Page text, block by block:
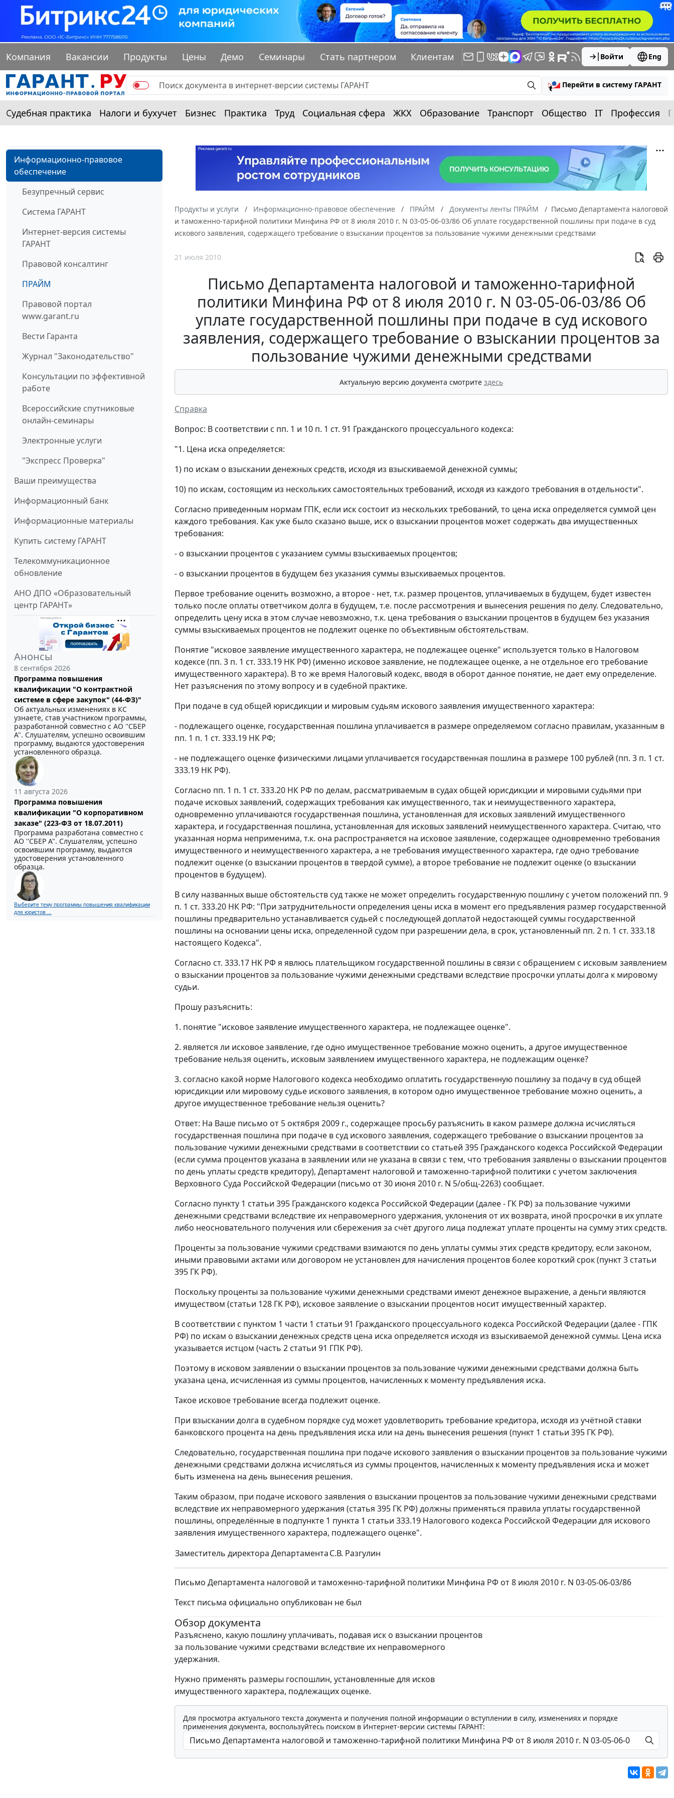
Компания Вакансии Продукты Цены Демо Семинары Стать партнером Клиентам Войти Eng
Перейти в систему ГАРАНТ
Судебная практика Налоги и бухучет Бизнес Практика Труд Социальная сфера ЖКХ Образование Транспорт Общество IT Профессия
Информационно-правовое
обеспечение
Безупречный сервис
Система ГАРАНТ
Интернет-версия системы
ГАРАНТ
Правовой консалтинг
ПРАЙМ
Правовой портал
www.garant.ru
Вести Гаранта
Журнал "Законодательство"
Консультации по эффективной
работе
Всероссийские спутниковые
онлайн-семинары
Электронные услуги
"Экспресс Проверка"
Ваши преимущества
Информационный банк
Информационные материалы
Купить систему ГАРАНТ
Телекоммуникационное
обновление
АНО ДПО «Образовательный
центр ГАРАНТ»
Анонсы
8 сентября 2026
Программа повышения
квалификации "О контрактной
системе в сфере закупок" (44-ФЗ)"
Об актуальных изменениях в КС
узнаете, став участником программы,
разработанной совместно с АО ''СБЕР
А". Слушателям, успешно освоившим
программу, выдаются удостоверения
установленного образца.
11 августа 2026
Программа повышения
квалификации "О корпоративном
заказе" (223-ФЗ от 18.07.2011)
Программа разработана совместно с
АО ''СБЕР А". Слушателям, успешно
освоившим программу, выдаются
удостоверения установленного
образца.
Выберите тему программы повышения квалификации
для юристов ...
Продукты и услуги Информационно-правовое обеспечение ПРАЙМ Документы ленты ПРАЙМ
Письмо Департамента налоговой
и таможенно-тарифной политики Минфина РФ от 8 июля 2010 г. N 03-05-06-03/86 Об уплате государственной пошлины при подаче в суд
искового заявления, содержащего требование о взыскании процентов за пользование чужими денежными средствами
21 июля 2010
Письмо Департамента налоговой и таможенно-тарифной
политики Минфина РФ от 8 июля 2010 г. N 03-05-06-03/86 Об
уплате государственной пошлины при подаче в суд искового
заявления, содержащего требование о взыскании процентов за
пользование чужими денежными средствами
Актуальную версию документа смотрите здесь
Справка
Вопрос: В соответствии с пп. 1 и 10 п. 1 ст. 91 Гражданского процессуального кодекса:
"1. Цена иска определяется:
1) по искам о взыскании денежных средств, исходя из взыскиваемой денежной суммы;
10) по искам, состоящим из нескольких самостоятельных требований, исходя из каждого требования в отдельности".
Согласно приведенным нормам ГПК, если иск состоит из нескольких требований, то цена иска определяется суммой цен
каждого требования. Как уже было сказано выше, иск о взыскании процентов может содержать два имущественных
требования:
- о взыскании процентов с указанием суммы взыскиваемых процентов;
- о взыскании процентов в будущем без указания суммы взыскиваемых процентов.
Первое требование оценить возможно, а второе - нет, т.к. размер процентов, уплачиваемых в будущем, будет известен
только после оплаты ответчиком долга в будущем, т.е. после рассмотрения и вынесения решения по делу. Следовательно,
определить цену иска в этом случае невозможно, т.к. цена требования о взыскании процентов в будущем без указания
суммы взыскиваемых процентов не подлежит оценке по объективным обстоятельствам.
Понятие "исковое заявление имущественного характера, не подлежащее оценке" используется только в Налоговом
кодексе (пп. 3 п. 1 ст. 333.19 НК РФ) (именно исковое заявление, не подлежащее оценке, а не отдельное его требование
имущественного характера). В то же время Налоговый кодекс, вводя в оборот данное понятие, не дает ему определение.
Нет разъяснения по этому вопросу и в судебной практике.
При подаче в суд общей юрисдикции и мировым судьям искового заявления имущественного характера:
- подлежащего оценке, государственная пошлина уплачивается в размере определяемом согласно правилам, указанным в
пп. 1 п. 1 ст. 333.19 НК РФ;
- не подлежащего оценке физическими лицами уплачивается государственная пошлина в размере 100 рублей (пп. 3 п. 1 ст.
333.19 НК РФ).
Согласно пп. 1 п. 1 ст. 333.20 НК РФ по делам, рассматриваемым в судах общей юрисдикции и мировыми судьями при
подаче исковых заявлений, содержащих требования как имущественного, так и неимущественного характера,
одновременно уплачиваются государственная пошлина, установленная для исковых заявлений имущественного
характера, и государственная пошлина, установленная для исковых заявлений неимущественного характера. Считаю, что
указанная норма неприменима, т.к. она распространяется на исковое заявление, содержащее одновременно требования
имущественного и неимущественного характера, а не требования имущественного характера, где одно требование
подлежит оценке (о взыскании процентов в твердой сумме), а второе требование не подлежит оценке (о взыскании
процентов в будущем).
В силу названных выше обстоятельств суд также не может определить государственную пошлину с учетом положений пп. 9
п. 1 ст. 333.20 НК РФ: "При затруднительности определения цены иска в момент его предъявления размер государственной
пошлины предварительно устанавливается судьей с последующей доплатой недостающей суммы государственной
пошлины на основании цены иска, определенной судом при разрешении дела, в срок, установленный пп. 2 п. 1 ст. 333.18
настоящего Кодекса".
Согласно ст. 333.17 НК РФ я явлюсь плательщиком государственной пошлины в связи с обращением с исковым заявлением
о взыскании процентов за пользование чужими денежными средствами вследствие просрочки уплаты долга к мировому
судьи.
Прошу разъяснить:
1. понятие "исковое заявление имущественного характера, не подлежащее оценке".
2. является ли исковое заявление, где одно имущественное требование можно оценить, а другое имущественное
требование нельзя оценить, исковым заявлением имущественного характера, не подлежащим оценке?
3. согласно какой норме Налогового кодекса необходимо оплатить государственную пошлину за подачу в суд общей
юрисдикции или мировому судье искового заявления, в котором одно имущественное требование можно оценить, а
другое имущественное требование нельзя оценить?
Ответ: На Ваше письмо от 5 октября 2009 г., содержащее просьбу разъяснить в каком размере должна исчисляться
государственная пошлина при подаче в суд искового заявления, содержащего требование о взыскании процентов за
пользование чужими денежными средствами в соответствии со статьей 395 Гражданского кодекса Российской Федерации
(если сумма процентов указана в заявлении или не указана в связи с тем, что требования заявлены о взыскании процентов
по день уплаты средств кредитору), Департамент налоговой и таможенно-тарифной политики с учетом заключения
Верховного Суда Российской Федерации (письмо от 30 июня 2010 г. N 5/общ-2263) сообщает.
Согласно пункту 1 статьи 395 Гражданского кодекса Российской Федерации (далее - ГК РФ) за пользование чужими
денежными средствами вследствие их неправомерного удержания, уклонения от их возврата, иной просрочки в их уплате
либо неосновательного получения или сбережения за счёт другого лица подлежат уплате проценты на сумму этих средств.
Проценты за пользование чужими средствами взимаются по день уплаты суммы этих средств кредитору, если законом,
иными правовыми актами или договором не установлен для начисления процентов более короткий срок (пункт 3 статьи
395 ГК РФ).
Поскольку проценты за пользование чужими денежными средствами имеют денежное выражение, а деньги являются
имуществом (статьи 128 ГК РФ), исковое заявление о взыскании процентов носит имущественный характер.
В соответствии с пунктом 1 части 1 статьи 91 Гражданского процессуального кодекса Российской Федерации (далее - ГПК
РФ) по искам о взыскании денежных средств цена иска определяется исходя из взыскиваемой денежной суммы. Цена иска
указывается истцом (часть 2 статьи 91 ГПК РФ).
Поэтому в исковом заявлении о взыскании процентов за пользование чужими денежными средствами должна быть
указана цена, исчисленная из суммы процентов, начисленных к моменту предъявления иска.
Такое исковое требование всегда подлежит оценке.
При взыскании долга в судебном порядке суд может удовлетворить требование кредитора, исходя из учётной ставки
банковского процента на день предъявления иска или на день вынесения решения (пункт 1 статьи 395 ГК РФ).
Следовательно, государственная пошлина при подаче искового заявления о взыскании процентов за пользование чужими
денежными средствами должна исчисляться из суммы процентов, начисленных к моменту предъявления иска и может
быть изменена на день вынесения решения.
Таким образом, при подаче искового заявления о взыскании процентов за пользование чужими денежными средствами
вследствие их неправомерного удержания (статья 395 ГК РФ) должны применяться правила уплаты государственной
пошлины, определённые в подпункте 1 пункта 1 статьи 333.19 Налогового кодекса Российской Федерации для искового
заявления имущественного характера, подлежащего оценке".
Заместитель директора ДепартаментаС.В. Разгулин
Письмо Департамента налоговой и таможенно-тарифной политики Минфина РФ от 8 июля 2010 г. N 03-05-06-03/86
Текст письма официально опубликован не был
Обзор документа
Разъяснено, какую пошлину уплачивать, подавая иск о взыскании процентов
за пользование чужими средствами вследствие их неправомерного
удержания.
Нужно применять размеры госпошлин, установленные для исков
имущественного характера, подлежащих оценке.
Для просмотра актуального текста документа и получения полной информации о вступлении в силу, изменениях и порядке
применения документа, воспользуйтесь поиском в Интернет-версии системы ГАРАНТ: